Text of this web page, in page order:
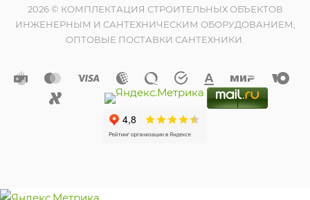
2026 © КОМПЛЕКТАЦИЯ СТРОИТЕЛЬНЫХ ОБЪЕКТОВ
ИНЖЕНЕРНЫМ И САНТЕХНИЧЕСКИМ ОБОРУДОВАНИЕМ,
ОПТОВЫЕ ПОСТАВКИ САНТЕХНИКИ.